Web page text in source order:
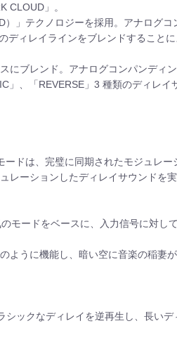
CLOUD」。
」テクノロジーを採用。アナログコ
ディレイラインをブレンドすること
にブレンド。アナログコンパンディ
、「REVERSE」3 種類のディレイ
ードは、完璧に同期されたモジュレ
レーションしたディレイサウンドを実
モードをベースに、入力信号に対し
ように機能し、暗い空に音楽の稲妻
ックなディレイを逆再生し、長いデ